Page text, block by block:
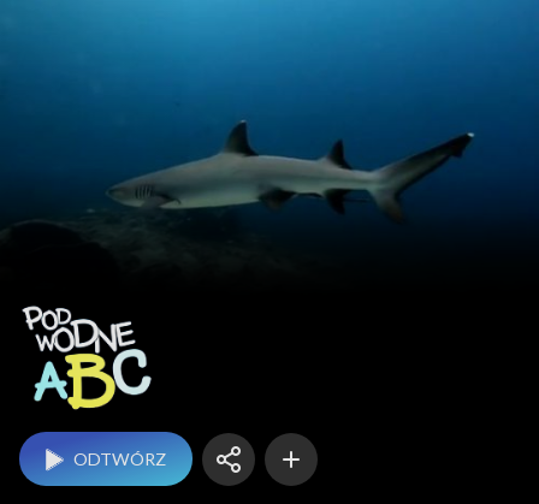
ODTWÓRZ